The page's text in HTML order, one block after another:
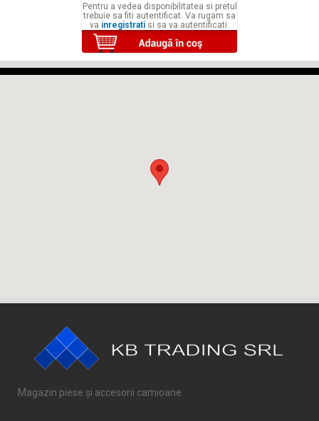
Pentru a vedea disponibilitatea si pretul
trebuie sa fiti autentificat. Va rugam sa
va inregistrati si sa va autentificati.
Magazin piese și accesorii camioane